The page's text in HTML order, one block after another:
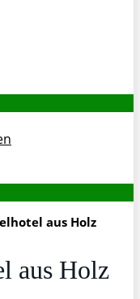
aus Holz
aus Holz